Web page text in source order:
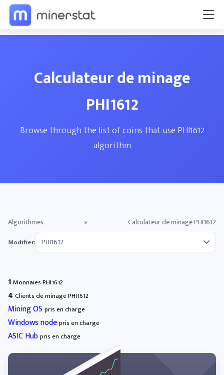
Calculateur de minage
PHI1612
Browse through the list of coins that use PHI1612
algorithm
Algorithmes » Calculateur de minage PHI1612
Modifier:
1Monnaies PHI1612
4 Clients de minage PHI1612
Mining OS pris en charge
Windows nodepris en charge
ASIC Hub pris en charge